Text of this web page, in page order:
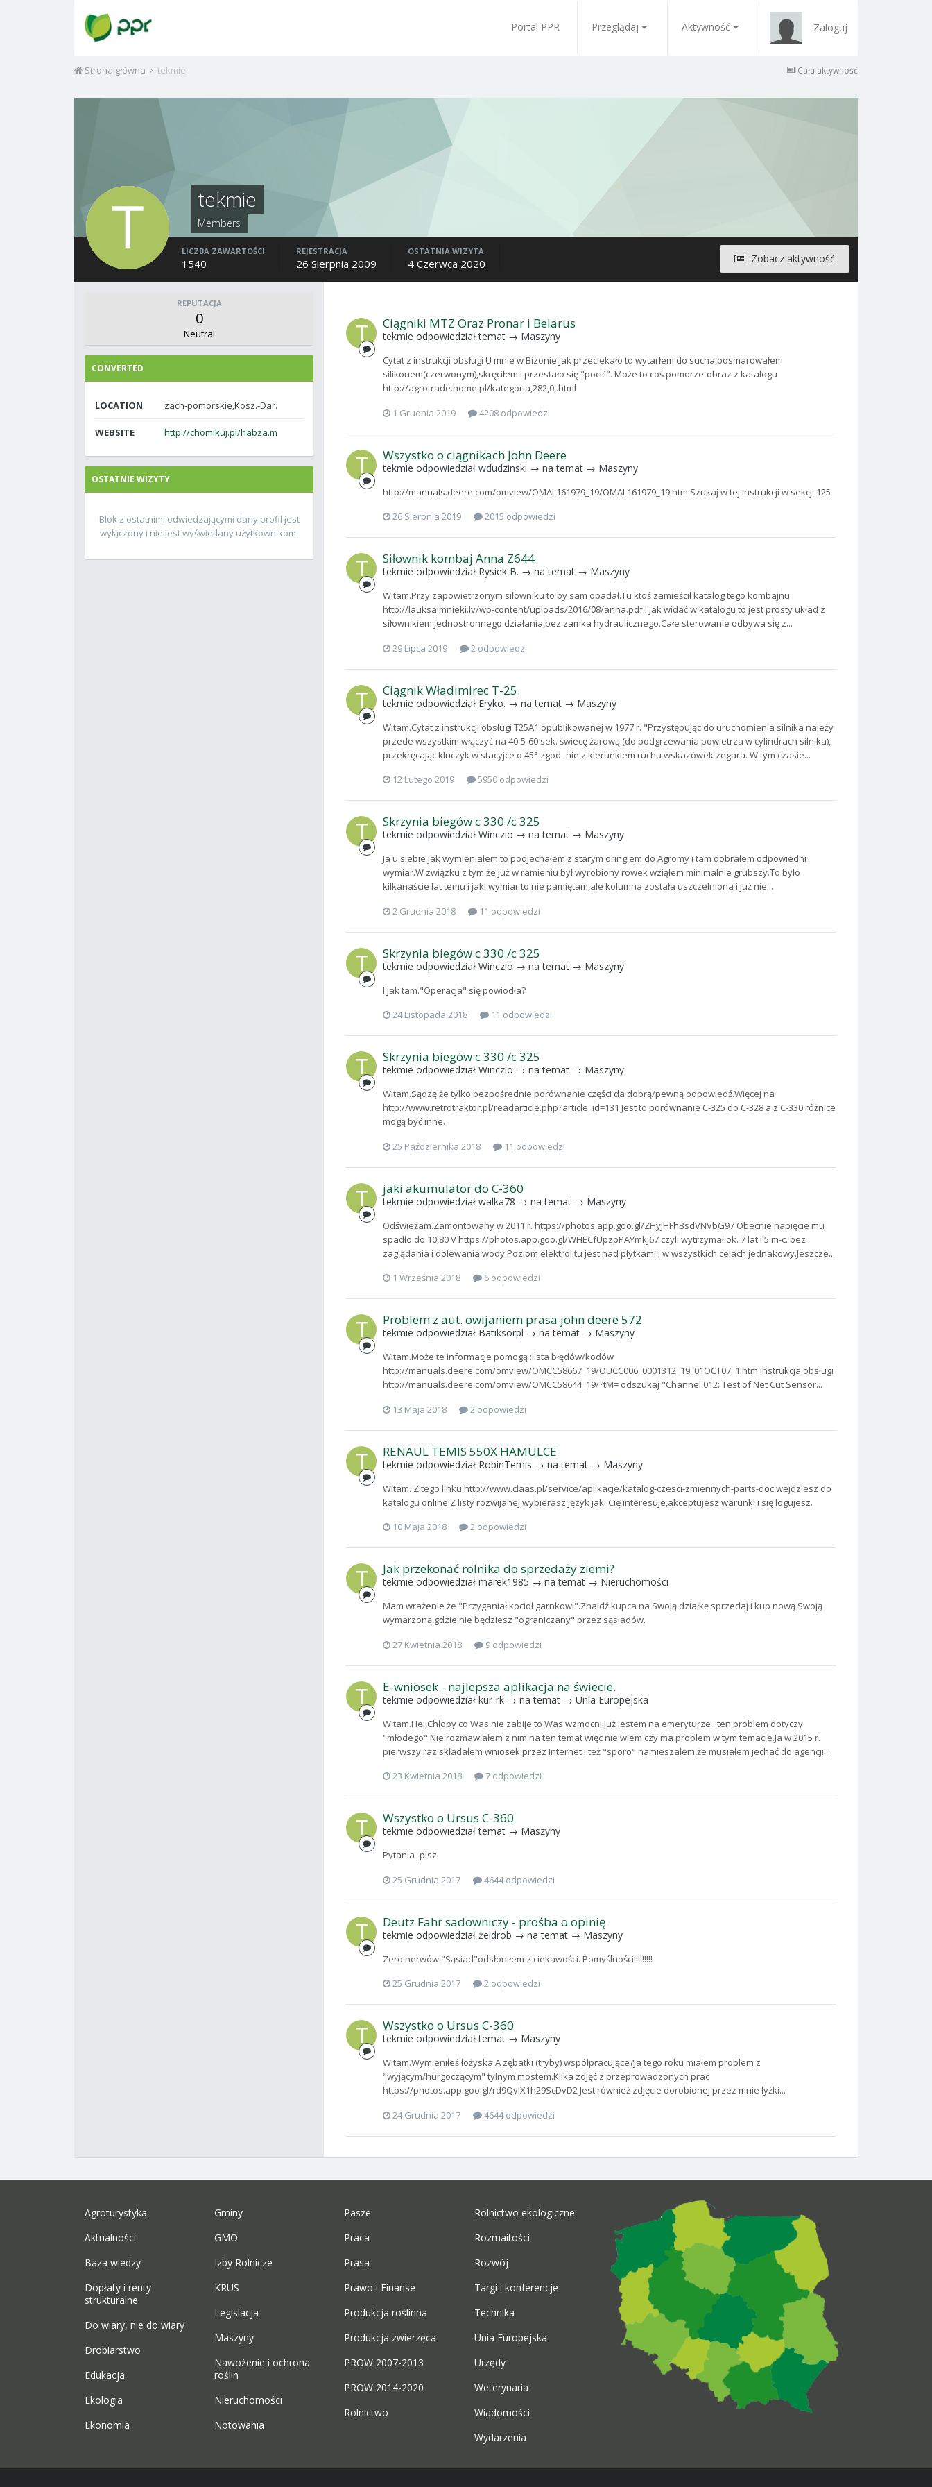
Portal PPR Przeglądaj Aktywność Zaloguj
Cała aktywność
Strona główna tekmie
tekmie
Members
Zobacz aktywność
LICZBA ZAWARTOŚCI
1540
REJESTRACJA
26 Sierpnia 2009
OSTATNIA WIZYTA
4 Czerwca 2020
REPUTACJA
0
Neutral
CONVERTED
LOCATION zach-pomorskie,Kosz.-Dar.
WEBSITE http://chomikuj.pl/habza.m
OSTATNIE WIZYTY
Blok z ostatnimi odwiedzającymi dany profil jest
wyłączony i nie jest wyświetlany użytkownikom.
Ciągniki MTZ Oraz Pronar i Belarus
tekmie odpowiedział temat → Maszyny
Cytat z instrukcji obsługi U mnie w Bizonie jak przeciekało to wytarłem do sucha,posmarowałem
silikonem(czerwonym),skręciłem i przestało się "pocić". Może to coś pomorze-obraz z katalogu
http://agrotrade.home.pl/kategoria,282,0,.html
1 Grudnia 2019
4208 odpowiedzi
Wszystko o ciągnikach John Deere
tekmie odpowiedział wdudzinski → na temat → Maszyny
http://manuals.deere.com/omview/OMAL161979_19/OMAL161979_19.htm Szukaj w tej instrukcji w sekcji 125
26 Sierpnia 2019
2015 odpowiedzi
Siłownik kombaj Anna Z644
tekmie odpowiedział Rysiek B. → na temat → Maszyny
Witam.Przy zapowietrzonym siłowniku to by sam opadał.Tu ktoś zamieścił katalog tego kombajnu
http://lauksaimnieki.lv/wp-content/uploads/2016/08/anna.pdf I jak widać w katalogu to jest prosty układ z
siłownikiem jednostronnego działania,bez zamka hydraulicznego.Całe sterowanie odbywa się z...
29 Lipca 2019
2 odpowiedzi
Ciągnik Władimirec T-25.
tekmie odpowiedział Eryko. → na temat → Maszyny
Witam.Cytat z instrukcji obsługi T25A1 opublikowanej w 1977 r. "Przystępując do uruchomienia silnika należy
przede wszystkim włączyć na 40-5-60 sek. świecę żarową (do podgrzewania powietrza w cylindrach silnika),
przekręcając kluczyk w stacyjce o 45° zgod- nie z kierunkiem ruchu wskazówek zegara. W tym czasie...
12 Lutego 2019
5950 odpowiedzi
Skrzynia biegów c 330 /c 325
tekmie odpowiedział Winczio → na temat → Maszyny
Ja u siebie jak wymieniałem to podjechałem z starym oringiem do Agromy i tam dobrałem odpowiedni
wymiar.W związku z tym że już w ramieniu był wyrobiony rowek wziąłem minimalnie grubszy.To było
kilkanaście lat temu i jaki wymiar to nie pamiętam,ale kolumna została uszczelniona i już nie...
2 Grudnia 2018
11 odpowiedzi
Skrzynia biegów c 330 /c 325
tekmie odpowiedział Winczio → na temat → Maszyny
I jak tam."Operacja" się powiodła?
24 Listopada 2018
11 odpowiedzi
Skrzynia biegów c 330 /c 325
tekmie odpowiedział Winczio → na temat → Maszyny
Witam.Sądzę że tylko bezpośrednie porównanie części da dobrą/pewną odpowiedź.Więcej na
http://www.retrotraktor.pl/readarticle.php?article_id=131 Jest to porównanie C-325 do C-328 a z C-330 różnice
mogą być inne.
25 Października 2018
11 odpowiedzi
jaki akumulator do C-360
tekmie odpowiedział walka78 → na temat → Maszyny
Odświeżam.Zamontowany w 2011 r. https://photos.app.goo.gl/ZHyJHFhBsdVNVbG97 Obecnie napięcie mu
spadło do 10,80 V https://photos.app.goo.gl/WHECfUpzpPAYmkj67 czyli wytrzymał ok. 7 lat i 5 m-c. bez
zaglądania i dolewania wody.Poziom elektrolitu jest nad płytkami i w wszystkich celach jednakowy.Jeszcze...
1 Września 2018
6 odpowiedzi
Problem z aut. owijaniem prasa john deere 572
tekmie odpowiedział Batiksorpl → na temat → Maszyny
Witam.Może te informacje pomogą :lista błędów/kodów
http://manuals.deere.com/omview/OMCC58667_19/OUCC006_0001312_19_01OCT07_1.htm instrukcja obsługi
http://manuals.deere.com/omview/OMCC58644_19/?tM= odszukaj "Channel 012: Test of Net Cut Sensor...
13 Maja 2018
2 odpowiedzi
RENAUL TEMIS 550X HAMULCE
tekmie odpowiedział RobinTemis → na temat → Maszyny
Witam. Z tego linku http://www.claas.pl/service/aplikacje/katalog-czesci-zmiennych-parts-doc wejdziesz do
katalogu online.Z listy rozwijanej wybierasz język jaki Cię interesuje,akceptujesz warunki i się logujesz.
10 Maja 2018
2 odpowiedzi
Jak przekonać rolnika do sprzedaży ziemi?
tekmie odpowiedział marek1985 → na temat → Nieruchomości
Mam wrażenie że "Przyganiał kocioł garnkowi".Znajdź kupca na Swoją działkę sprzedaj i kup nową Swoją
wymarzoną gdzie nie będziesz "ograniczany" przez sąsiadów.
27 Kwietnia 2018
9 odpowiedzi
E-wniosek - najlepsza aplikacja na świecie.
tekmie odpowiedział kur-rk → na temat → Unia Europejska
Witam.Hej,Chłopy co Was nie zabije to Was wzmocni.Już jestem na emeryturze i ten problem dotyczy
"młodego".Nie rozmawiałem z nim na ten temat więc nie wiem czy ma problem w tym temacie.Ja w 2015 r.
pierwszy raz składałem wniosek przez Internet i też "sporo" namieszałem,że musiałem jechać do agencji...
23 Kwietnia 2018
7 odpowiedzi
Wszystko o Ursus C-360
tekmie odpowiedział temat → Maszyny
Pytania- pisz.
25 Grudnia 2017
4644 odpowiedzi
Deutz Fahr sadowniczy - prośba o opinię
tekmie odpowiedział żeldrob → na temat → Maszyny
Zero nerwów."Sąsiad"odsłoniłem z ciekawości. Pomyślności!!!!!!!!!
25 Grudnia 2017
2 odpowiedzi
Wszystko o Ursus C-360
tekmie odpowiedział temat → Maszyny
Witam.Wymieniłeś łożyska.A zębatki (tryby) współpracujące?Ja tego roku miałem problem z
"wyjącym/hurgoczącym" tylnym mostem.Kilka zdjęć z przeprowadzonych prac
https://photos.app.goo.gl/rd9QvlX1h29ScDvD2 Jest również zdjęcie dorobionej przez mnie łyżki...
24 Grudnia 2017
4644 odpowiedzi
Agroturystyka
Aktualności
Baza wiedzy
Dopłaty i renty
strukturalne
Do wiary, nie do wiary
Drobiarstwo
Edukacja
Ekologia
Ekonomia
Gminy
GMO
Izby Rolnicze
KRUS
Legislacja
Maszyny
Nawożenie i ochrona
roślin
Nieruchomości
Notowania
Pasze
Praca
Prasa
Prawo i Finanse
Produkcja roślinna
Produkcja zwierzęca
PROW 2007-2013
PROW 2014-2020
Rolnictwo
Rolnictwo ekologiczne
Rozmaitości
Rozwój
Targi i konferencje
Technika
Unia Europejska
Urzędy
Weterynaria
Wiadomości
Wydarzenia